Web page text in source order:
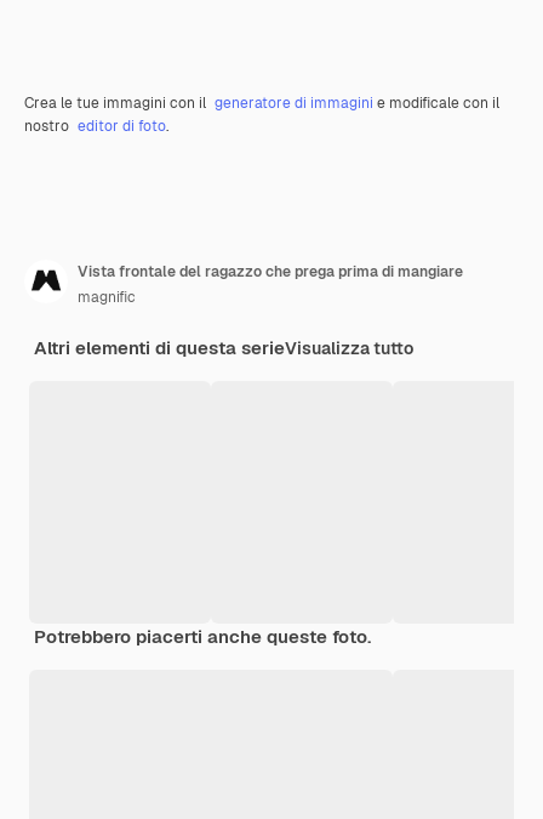
Crea le tue immagini con il generatore di immagini e modificale con il
nostro editor di foto.
Vista frontale del ragazzo che prega prima di mangiare
magnific
Altri elementi di questa serieVisualizza tutto
Potrebbero piacerti anche queste foto.